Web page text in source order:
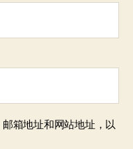
箱地址和网站地址，以